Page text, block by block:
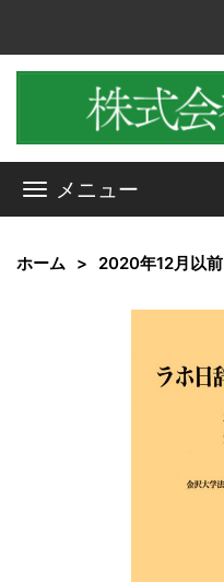
メニュー
ホーム 2020年12月以前